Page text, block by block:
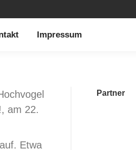
Impressum
am 22.
Etwa
Partner